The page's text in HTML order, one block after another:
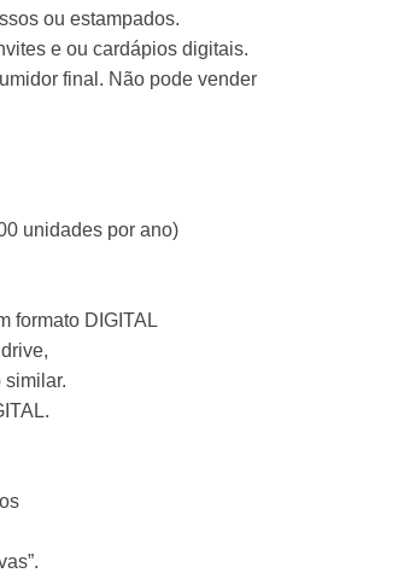
ou estampados.
e ou cardápios digitais.
final. Não pode vender
unidades por ano)
formato DIGITAL
similar.